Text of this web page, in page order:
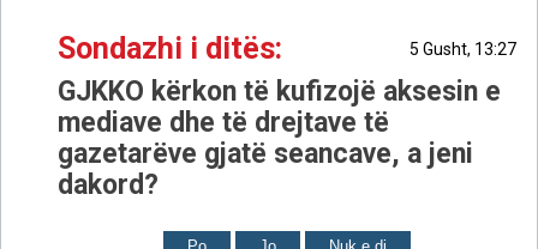
Sondazhi i ditës: 5 Gusht, 13:27
GJKKO kërkon të kufizojë aksesin e
mediave dhe të drejtave të
gazetarëve gjatë seancave, a jeni
dakord?